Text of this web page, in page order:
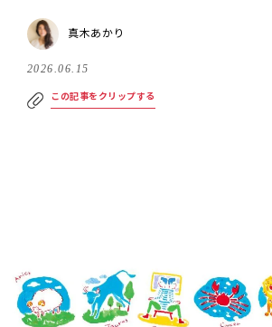
真木あかり
2026.06.15
この記事をクリップする